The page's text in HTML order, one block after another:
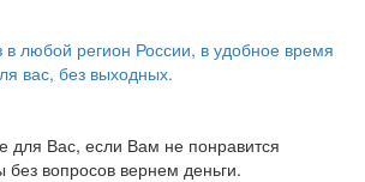
в любой регион России, в удобное время
вас, без выходных.
Вас, если Вам не понравится
без вопросов вернем деньги.